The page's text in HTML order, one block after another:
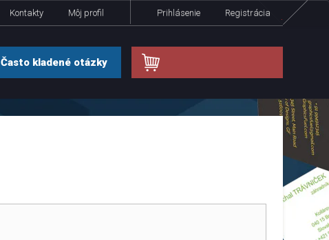
Kontakty Môj profil Prihlásenie Registrácia
Často kladené otázky
.